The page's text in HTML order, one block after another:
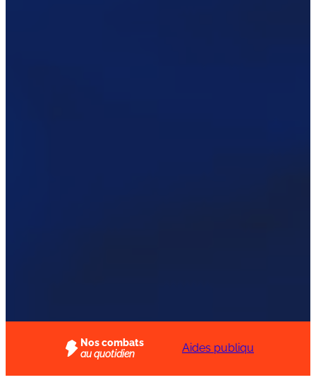
Nos combats
au quotidien
Protégeons
immédiatement les
Aides publiques aux